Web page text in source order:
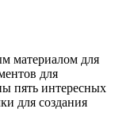
материалом для
для
пять интересных
для создания